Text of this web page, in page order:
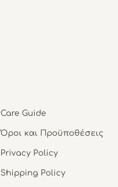
Care Guide
Όροι και Προϋποθέσεις
Privacy Policy
Shipping Policy